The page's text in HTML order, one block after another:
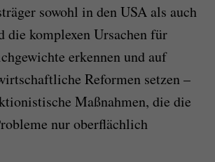
sowohl in den USA als auch
die komplexen Ursachen für
erkennen und auf
Reformen setzen –
Maßnahmen, die die
nur oberflächlich